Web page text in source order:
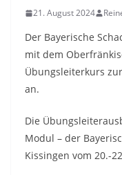
21. August 2024
Der Bayerische
mit dem
Übungsleiterkurs
an.
Die
Modul – der
Kissingen vom 20.-